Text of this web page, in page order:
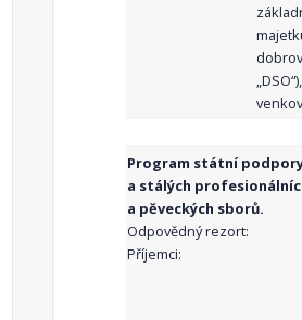
Program státní
a stálých
a pěveckých sborů.
Odpovědný rezort:
Příjemci: